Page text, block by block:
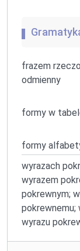
frazem
odmienny
formy w
formy
wyrazach
wyrazem
pokrewnym;
pokrewnemu;
wyrazu